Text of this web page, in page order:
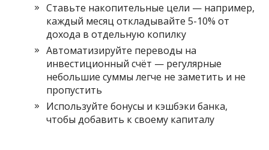
Ставьте накопительные цели — например,
каждый месяц откладывайте 5-10% от
дохода в отдельную копилку
Автоматизируйте переводы на
инвестиционный счёт — регулярные
небольшие суммы легче не заметить и не
пропустить
Используйте бонусы и кэшбэки банка,
чтобы добавить к своему капиталу